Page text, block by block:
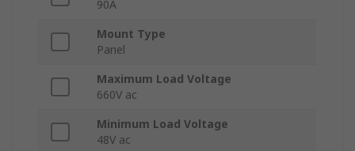
90A
Mount Type
Panel
Maximum Load Voltage
660V ac
Minimum Load Voltage
48V ac